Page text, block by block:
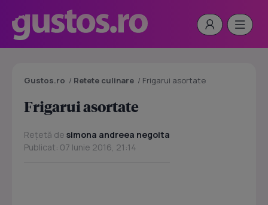
Gustos.ro / Retete culinare / Frigarui asortate
Frigarui asortate
Rețetă de simona andreea negoita
Publicat: 07 Iunie 2016, 21:14